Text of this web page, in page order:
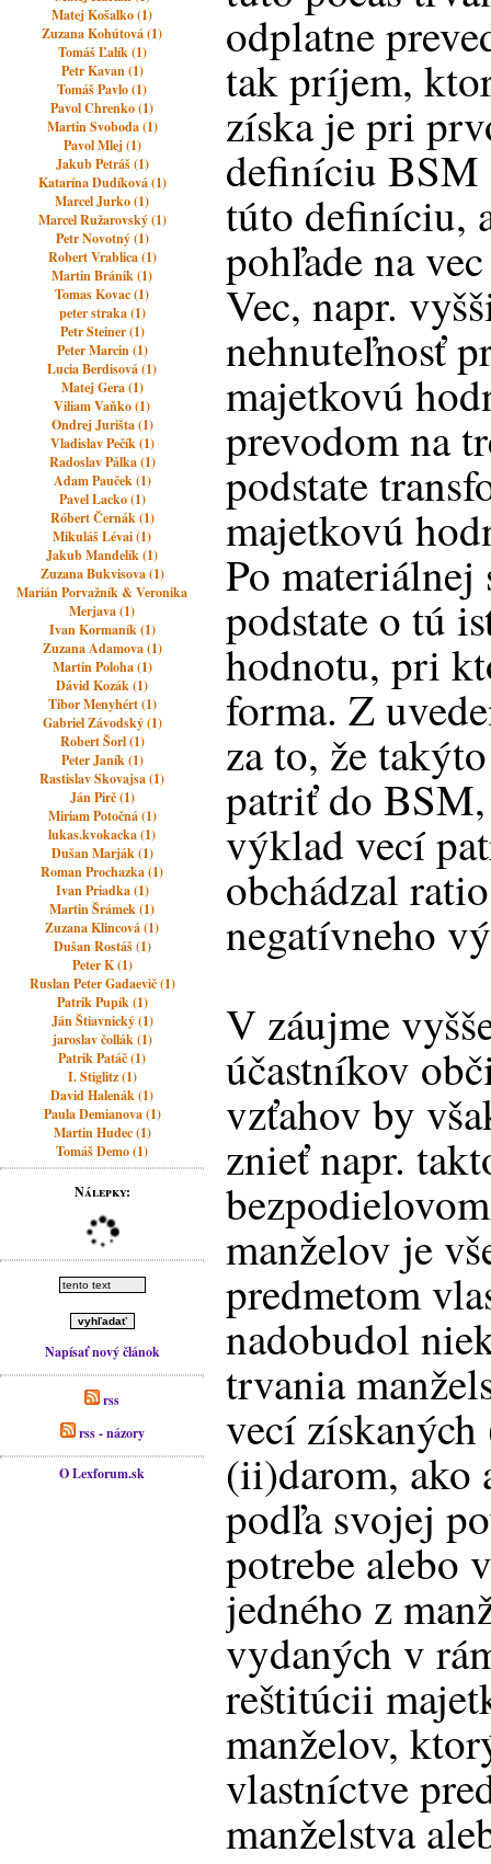
Matej Košalko (1)
Zuzana Kohútová (1)
Tomáš Ľalík (1)
Petr Kavan (1)
Tomáš Pavlo (1)
Pavol Chrenko (1)
Martin Svoboda (1)
Pavol Mlej (1)
Jakub Petráš (1)
Katarína Dudíková (1)
Marcel Jurko (1)
Marcel Ružarovský (1)
Petr Novotný (1)
Robert Vrablica (1)
Martin Bránik (1)
Tomas Kovac (1)
peter straka (1)
Petr Steiner (1)
Peter Marcin (1)
Lucia Berdisová (1)
Matej Gera (1)
Viliam Vaňko (1)
Ondrej Jurišta (1)
Vladislav Pečík (1)
Radoslav Pálka (1)
Adam Pauček (1)
Pavel Lacko (1)
Róbert Černák (1)
Mikuláš Lévai (1)
Jakub Mandelík (1)
Zuzana Bukvisova (1)
Marián Porvažník & Veronika
Merjava (1)
Ivan Kormaník (1)
Zuzana Adamova (1)
Martin Poloha (1)
Dávid Kozák (1)
Tibor Menyhért (1)
Gabriel Závodský (1)
Robert Šorl (1)
Peter Janík (1)
Rastislav Skovajsa (1)
Ján Pirč (1)
Miriam Potočná (1)
lukas.kvokacka (1)
Dušan Marják (1)
Roman Prochazka (1)
Ivan Priadka (1)
Martin Šrámek (1)
Zuzana Klincová (1)
Dušan Rostáš (1)
Peter K (1)
Ruslan Peter Gadaevič (1)
Patrik Pupík (1)
Ján Štiavnický (1)
jaroslav čollák (1)
Patrik Patáč (1)
I. Stiglitz (1)
David Halenák (1)
Paula Demianova (1)
Martin Hudec (1)
Tomáš Demo (1)
Nálepky:
Napísať nový článok
rss
rss - názory
O Lexforum.sk
odplatne
tak príjem,
získa je pri
definíciu BSM
túto definíciu,
pohľade na
Vec, napr.
nehnuteľnosť
majetkovú
prevodom na
podstate
majetkovú
Po materiálnej
podstate o tú
hodnotu, pri
forma. Z
za to, že
patriť do
výklad vecí
obchádzal
negatívneho
V záujme
účastníkov
vzťahov by
znieť napr.
manželov je
predmetom
nadobudol
trvania
vecí
(ii)darom,
podľa svojej
potrebe alebo
jedného z
vydaných v
reštitúcii
manželov,
vlastníctve
manželstva